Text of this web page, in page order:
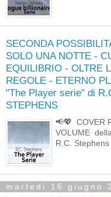
SECONDA
SOLO UNA NOTTE -
EQUILIBRIO - OLTRE
REGOLE - ETERNO
"The Player serie" di
STEPHENS
📢💖 COVER
VOLUME
R.C. Stephens
martedì 16 giugno